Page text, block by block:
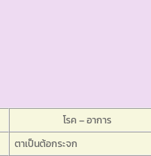
โรค – อาการ
ตาเป็นต้อกระจก